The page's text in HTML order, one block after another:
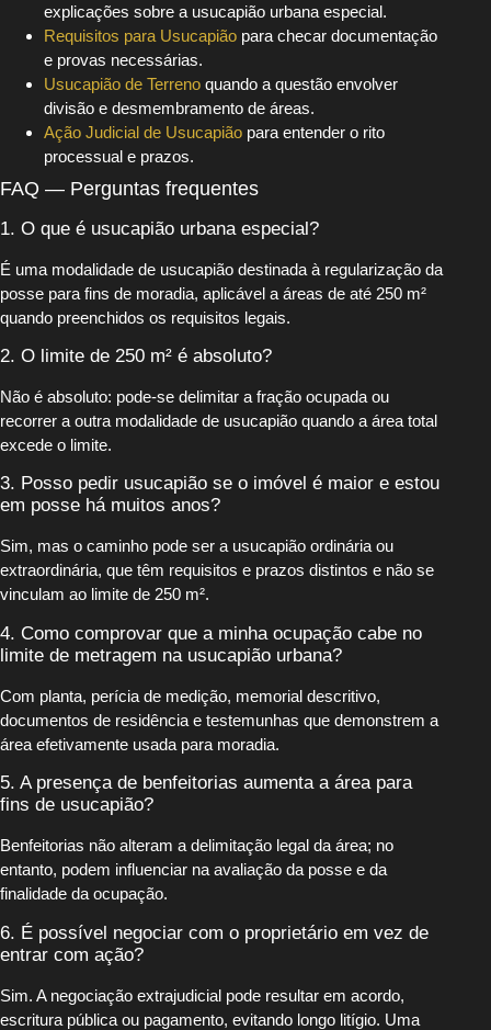
explicações sobre a usucapião urbana especial.
Requisitos para Usucapião para checar documentação
e provas necessárias.
Usucapião de Terreno quando a questão envolver
divisão e desmembramento de áreas.
Ação Judicial de Usucapião para entender o rito
processual e prazos.
FAQ — Perguntas frequentes
1. O que é usucapião urbana especial?
É uma modalidade de usucapião destinada à regularização da
posse para fins de moradia, aplicável a áreas de até 250 m²
quando preenchidos os requisitos legais.
2. O limite de 250 m² é absoluto?
Não é absoluto: pode-se delimitar a fração ocupada ou
recorrer a outra modalidade de usucapião quando a área total
excede o limite.
3. Posso pedir usucapião se o imóvel é maior e estou
em posse há muitos anos?
Sim, mas o caminho pode ser a usucapião ordinária ou
extraordinária, que têm requisitos e prazos distintos e não se
vinculam ao limite de 250 m².
4. Como comprovar que a minha ocupação cabe no
limite de metragem na usucapião urbana?
Com planta, perícia de medição, memorial descritivo,
documentos de residência e testemunhas que demonstrem a
área efetivamente usada para moradia.
5. A presença de benfeitorias aumenta a área para
fins de usucapião?
Benfeitorias não alteram a delimitação legal da área; no
entanto, podem influenciar na avaliação da posse e da
finalidade da ocupação.
6. É possível negociar com o proprietário em vez de
entrar com ação?
Sim. A negociação extrajudicial pode resultar em acordo,
escritura pública ou pagamento, evitando longo litígio. Uma